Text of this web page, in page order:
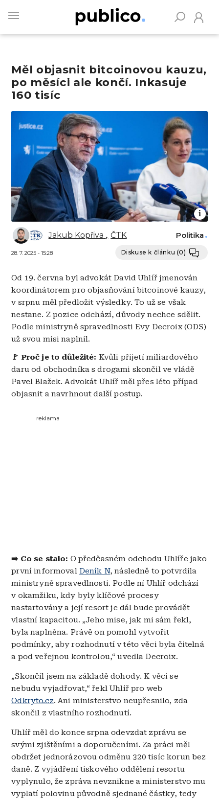
main
Měl objasnit bitcoinovou kauzu,
po měsíci ale končí. Inkasuje
160 tisíc
Obrázek
Jakub Kopřiva ČTK
28. 7. 2025 - 15:28
Politika
Diskuse k článku (0)
Od 19. června byl advokát David Uhlíř jmenován
koordinátorem pro objasňování bitcoinové kauzy,
v srpnu měl předložit výsledky. To už se však
nestane. Z pozice odchází, důvody nechce sdělit.
Podle ministryně spravedlnosti Evy Decroix (ODS)
už svou misi naplnil.
🚩 Proč je to důležité: Kvůli přijetí miliardového
daru od obchodníka s drogami skončil ve vládě
Pavel Blažek. Advokát Uhlíř měl přes léto případ
objasnit a navrhnout další postup.
reklama
➡️ Co se stalo: O předčasném odchodu Uhlíře jako
první informoval Deník N, následně to potvrdila
ministryně spravedlnosti. Podle ní Uhlíř odchází
v okamžiku, kdy byly klíčové procesy
nastartovány a její resort je dál bude provádět
vlastní kapacitou. „Jeho mise, jak mi sám řekl,
byla naplněna. Právě on pomohl vytvořit
podmínky, aby rozhodnutí v této věci byla čitelná
a pod veřejnou kontrolou,“ uvedla Decroix.
„Skončil jsem na základě dohody. K věci se
nebudu vyjadřovat,“ řekl Uhlíř pro web
Odkryto.cz. Ani ministerstvo neupřesnilo, zda
skončil z vlastního rozhodnutí.
Uhlíř měl do konce srpna odevzdat zprávu se
svými zjištěními a doporučeními. Za práci měl
obdržet jednorázovou odměnu 320 tisíc korun bez
daně. Z vyjádření tiskového oddělení resortu
vyplynulo, že zpráva nevznikne a ministerstvo mu
vyplatí polovinu původně sjednané částky, tedy
Vyhledávejte na Publiku